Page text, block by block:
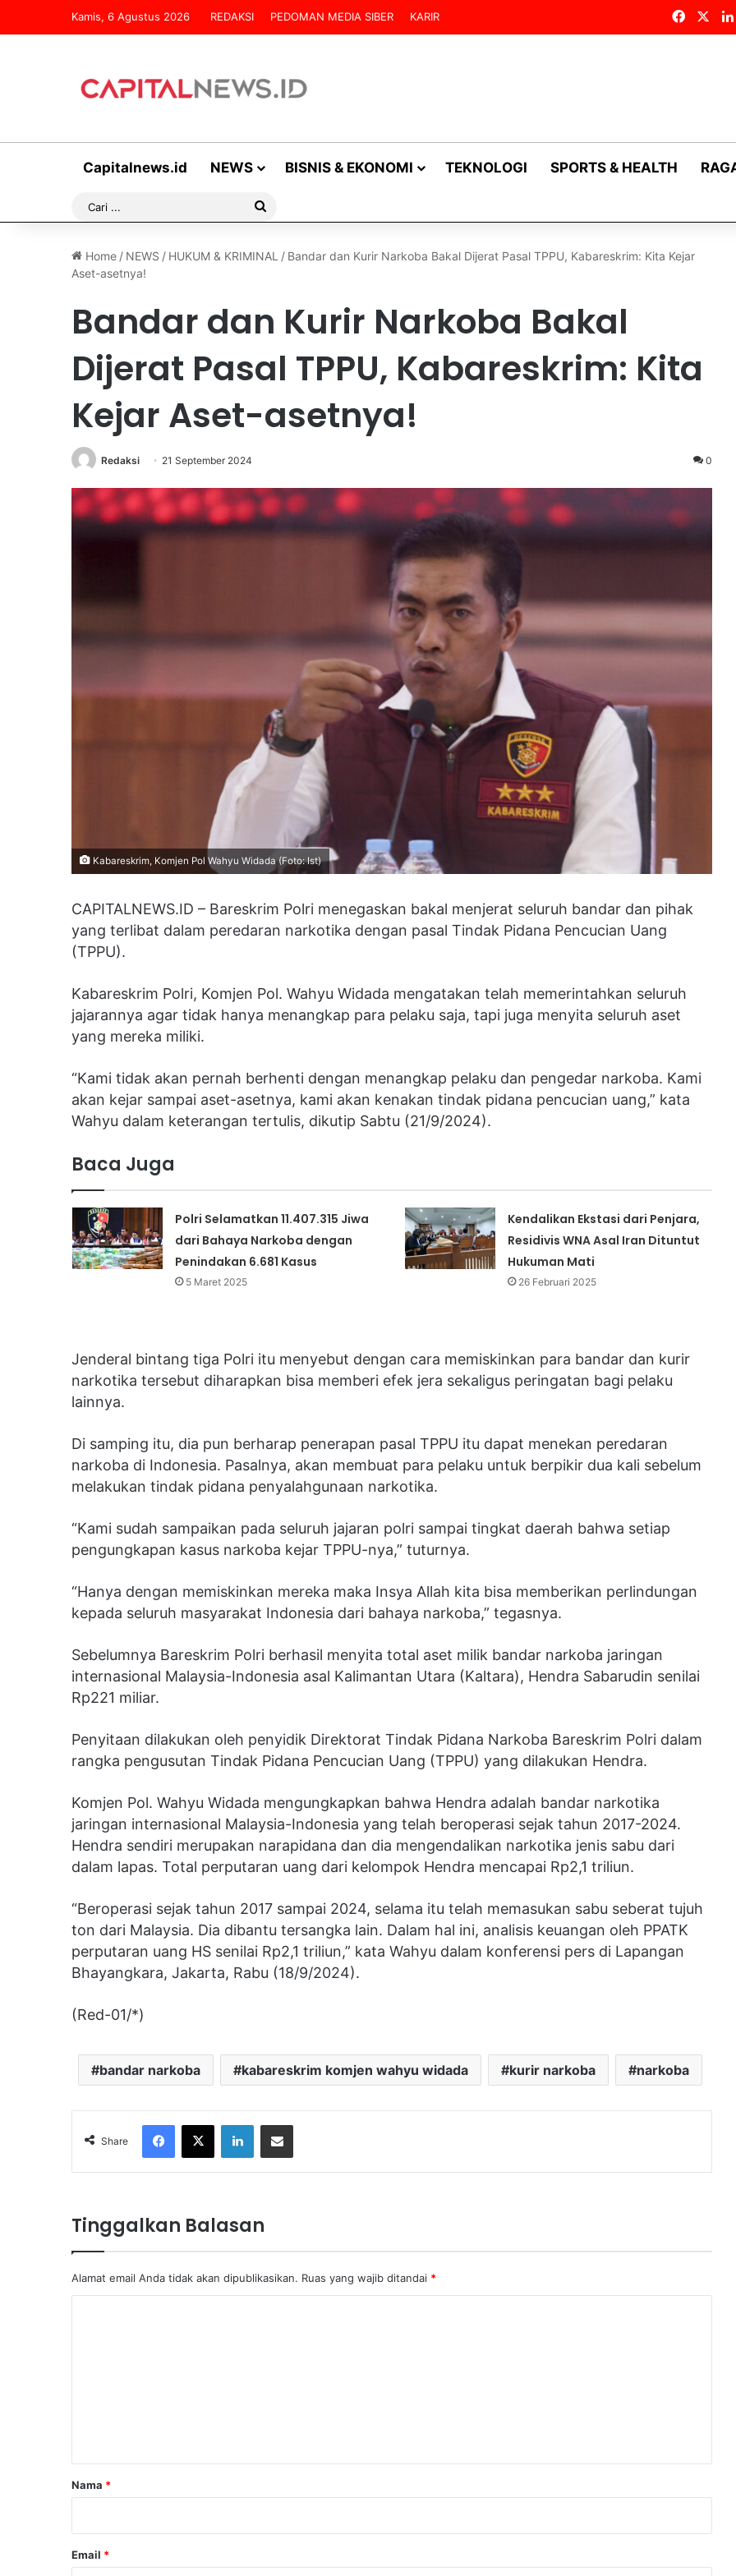
Kamis, 6 Agustus 2026 REDAKSI PEDOMAN MEDIA SIBER KARIR
Capitalnews.id NEWS BISNIS & EKONOMI TEKNOLOGI SPORTS & HEALTH
Cari
Home / NEWS / HUKUM & KRIMINAL / Bandar dan Kurir Narkoba Bakal Dijerat Pasal TPPU, Kabareskrim: Kita Kejar
Aset-asetnya!
Bandar dan Kurir Narkoba Bakal
Dijerat Pasal TPPU, Kabareskrim: Kita
Kejar Aset-asetnya!
Redaksi 21 September 2024 0
Kabareskrim, Komjen Pol Wahyu Widada (Foto: Ist)
CAPITALNEWS.ID – Bareskrim Polri menegaskan bakal menjerat seluruh bandar dan pihak
yang terlibat dalam peredaran narkotika dengan pasal Tindak Pidana Pencucian Uang
(TPPU).
Kabareskrim Polri, Komjen Pol. Wahyu Widada mengatakan telah memerintahkan seluruh
jajarannya agar tidak hanya menangkap para pelaku saja, tapi juga menyita seluruh aset
yang mereka miliki.
“Kami tidak akan pernah berhenti dengan menangkap pelaku dan pengedar narkoba. Kami
akan kejar sampai aset-asetnya, kami akan kenakan tindak pidana pencucian uang,” kata
Wahyu dalam keterangan tertulis, dikutip Sabtu (21/9/2024).
Baca Juga
Polri Selamatkan 11.407.315 Jiwa
dari Bahaya Narkoba dengan
Penindakan 6.681 Kasus
5 Maret 2025
Kendalikan Ekstasi dari Penjara,
Residivis WNA Asal Iran Dituntut
Hukuman Mati
26 Februari 2025
Jenderal bintang tiga Polri itu menyebut dengan cara memiskinkan para bandar dan kurir
narkotika tersebut diharapkan bisa memberi efek jera sekaligus peringatan bagi pelaku
lainnya.
Di samping itu, dia pun berharap penerapan pasal TPPU itu dapat menekan peredaran
narkoba di Indonesia. Pasalnya, akan membuat para pelaku untuk berpikir dua kali sebelum
melakukan tindak pidana penyalahgunaan narkotika.
“Kami sudah sampaikan pada seluruh jajaran polri sampai tingkat daerah bahwa setiap
pengungkapan kasus narkoba kejar TPPU-nya,” tuturnya.
“Hanya dengan memiskinkan mereka maka Insya Allah kita bisa memberikan perlindungan
kepada seluruh masyarakat Indonesia dari bahaya narkoba,” tegasnya.
Sebelumnya Bareskrim Polri berhasil menyita total aset milik bandar narkoba jaringan
internasional Malaysia-Indonesia asal Kalimantan Utara (Kaltara), Hendra Sabarudin senilai
Rp221 miliar.
Penyitaan dilakukan oleh penyidik Direktorat Tindak Pidana Narkoba Bareskrim Polri dalam
rangka pengusutan Tindak Pidana Pencucian Uang (TPPU) yang dilakukan Hendra.
Komjen Pol. Wahyu Widada mengungkapkan bahwa Hendra adalah bandar narkotika
jaringan internasional Malaysia-Indonesia yang telah beroperasi sejak tahun 2017-2024.
Hendra sendiri merupakan narapidana dan dia mengendalikan narkotika jenis sabu dari
dalam lapas. Total perputaran uang dari kelompok Hendra mencapai Rp2,1 triliun.
“Beroperasi sejak tahun 2017 sampai 2024, selama itu telah memasukan sabu seberat tujuh
ton dari Malaysia. Dia dibantu tersangka lain. Dalam hal ini, analisis keuangan oleh PPATK
perputaran uang HS senilai Rp2,1 triliun,” kata Wahyu dalam konferensi pers di Lapangan
Bhayangkara, Jakarta, Rabu (18/9/2024).
(Red-01/*)
bandar narkoba kabareskrim komjen wahyu widada kurir narkoba narkoba
Share
Facebook
X LinkedInShare via Email
Tinggalkan Balasan
Alamat email Anda tidak akan dipublikasikan. Ruas yang wajib ditandai *
r
Nama *
Email *